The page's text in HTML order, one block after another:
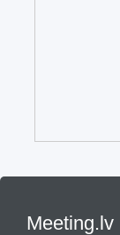
Meeting.lv